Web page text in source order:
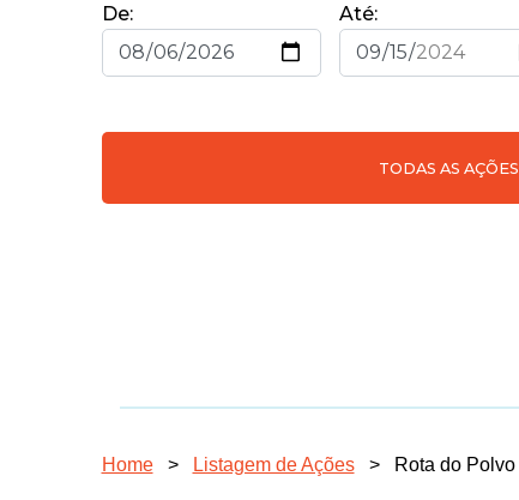
De:
Até:
TODAS AS AÇÕES
Home > Listagem de Ações > Rota do Polvo